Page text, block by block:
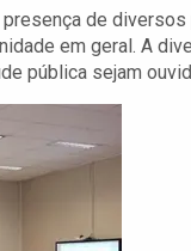
de
em geral. A
pública sejam